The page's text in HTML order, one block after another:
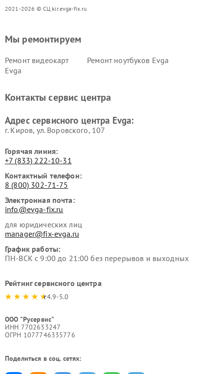
2021-2026 © СЦ kir.evga-fix.ru
Мы ремонтируем
Ремонт видеокарт
Evga
Ремонт ноутбуков Evga
Контакты сервис центра
Адрес сервисного центра Evga:
г. Киров, ул. Воровского, 107
Горячая линия:
+7 (833) 222-10-31
Контактный телефон:
8 (800) 302-71-75
Электронная почта:
info@evga-fix.ru
для юридических лиц
manager@fix-evga.ru
График работы:
ПН-ВСК с 9:00 до 21:00 без перерывов и выходных
Рейтинг сервисного центра
4.9-5.0
ООО "Русервис"
ИНН 7702633247
ОГРН 1077746335776
Поделиться в соц. сетях: